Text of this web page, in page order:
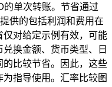
单次转账。节省通过
供的包括利润和费用在
对给定示例有效，可能
换金额、货币类型、日
比较节省。因此，这些
指导使用。汇率比较图